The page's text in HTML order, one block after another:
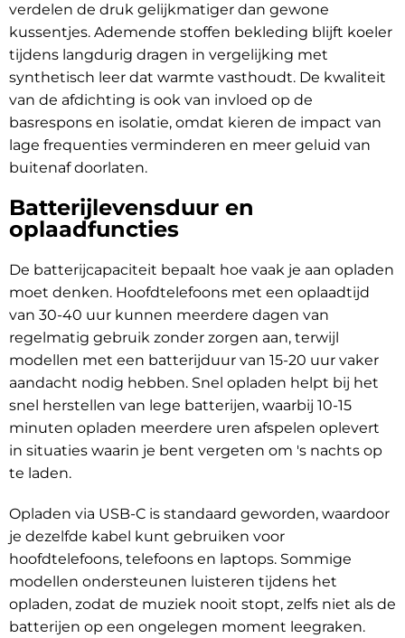
verdelen de druk gelijkmatiger dan gewone
kussentjes. Ademende stoffen bekleding blijft koeler
tijdens langdurig dragen in vergelijking met
synthetisch leer dat warmte vasthoudt. De kwaliteit
van de afdichting is ook van invloed op de
basrespons en isolatie, omdat kieren de impact van
lage frequenties verminderen en meer geluid van
buitenaf doorlaten.
Batterijlevensduur en
oplaadfuncties
De batterijcapaciteit bepaalt hoe vaak je aan opladen
moet denken. Hoofdtelefoons met een oplaadtijd
van 30-40 uur kunnen meerdere dagen van
regelmatig gebruik zonder zorgen aan, terwijl
modellen met een batterijduur van 15-20 uur vaker
aandacht nodig hebben. Snel opladen helpt bij het
snel herstellen van lege batterijen, waarbij 10-15
minuten opladen meerdere uren afspelen oplevert
in situaties waarin je bent vergeten om 's nachts op
te laden.
Opladen via USB-C is standaard geworden, waardoor
je dezelfde kabel kunt gebruiken voor
hoofdtelefoons, telefoons en laptops. Sommige
modellen ondersteunen luisteren tijdens het
opladen, zodat de muziek nooit stopt, zelfs niet als de
batterijen op een ongelegen moment leegraken.